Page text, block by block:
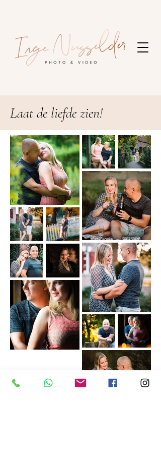
Laat de liefde zien!